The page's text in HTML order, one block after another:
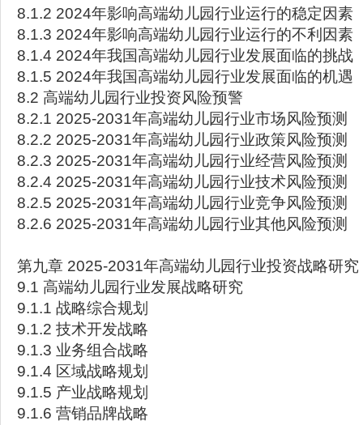
8.1.2 2024年影响高端幼儿园行业运行的稳定因素
8.1.3 2024年影响高端幼儿园行业运行的不利因素
8.1.4 2024年我国高端幼儿园行业发展面临的挑战
8.1.5 2024年我国高端幼儿园行业发展面临的机遇
8.2 高端幼儿园行业投资风险预警
8.2.1 2025-2031年高端幼儿园行业市场风险预测
8.2.2 2025-2031年高端幼儿园行业政策风险预测
8.2.3 2025-2031年高端幼儿园行业经营风险预测
8.2.4 2025-2031年高端幼儿园行业技术风险预测
8.2.5 2025-2031年高端幼儿园行业竞争风险预测
8.2.6 2025-2031年高端幼儿园行业其他风险预测
第九章 2025-2031年高端幼儿园行业投资战略研究
9.1 高端幼儿园行业发展战略研究
9.1.1 战略综合规划
9.1.2 技术开发战略
9.1.3 业务组合战略
9.1.4 区域战略规划
9.1.5 产业战略规划
9.1.6 营销品牌战略